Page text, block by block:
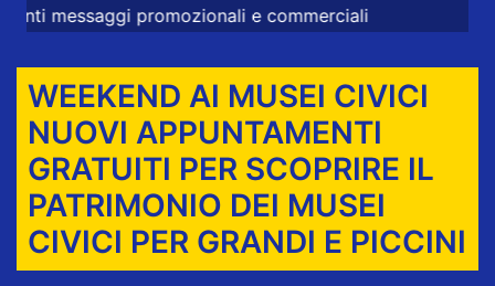
promozionali e commerciali
WEEKEND AI MUSEI CIVICI
NUOVI APPUNTAMENTI
GRATUITI PER SCOPRIRE IL
PATRIMONIO DEI MUSEI
CIVICI PER GRANDI E PICCINI